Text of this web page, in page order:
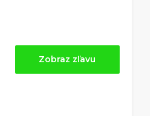
Zobraz zľavu